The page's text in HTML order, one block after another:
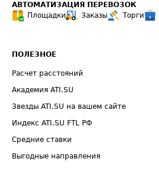
АВТОМАТИЗАЦИЯ ПЕРЕВОЗОК
Площадки
Заказы Торги
ПОЛЕЗНОЕ
Расчет расстояний
Академия ATI.SU
Звезды ATI.SU на вашем сайте
Индекс ATI.SU FTL РФ
Средние ставки
Выгодные направления